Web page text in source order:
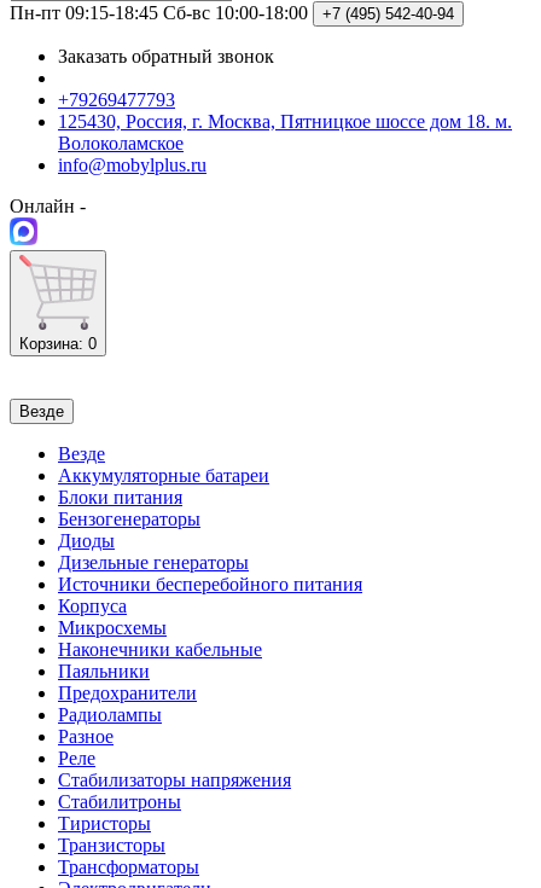
Пн-пт 09:15-18:45 Сб-вс 10:00-18:00 +7 (495) 542-40-94
Заказать обратный звонок
+79269477793
125430, Россия, г. Москва, Пятницкое шоссе дом 18. м.
Волоколамское
info@mobylplus.ru
Онлайн -
Корзина: 0
Везде
Везде
Аккумуляторные батареи
Блоки питания
Бензогенераторы
Диоды
Дизельные генераторы
Источники бесперебойного питания
Корпуса
Микросхемы
Наконечники кабельные
Паяльники
Предохранители
Радиолампы
Разное
Реле
Стабилизаторы напряжения
Стабилитроны
Тиристоры
Транзисторы
Трансформаторы